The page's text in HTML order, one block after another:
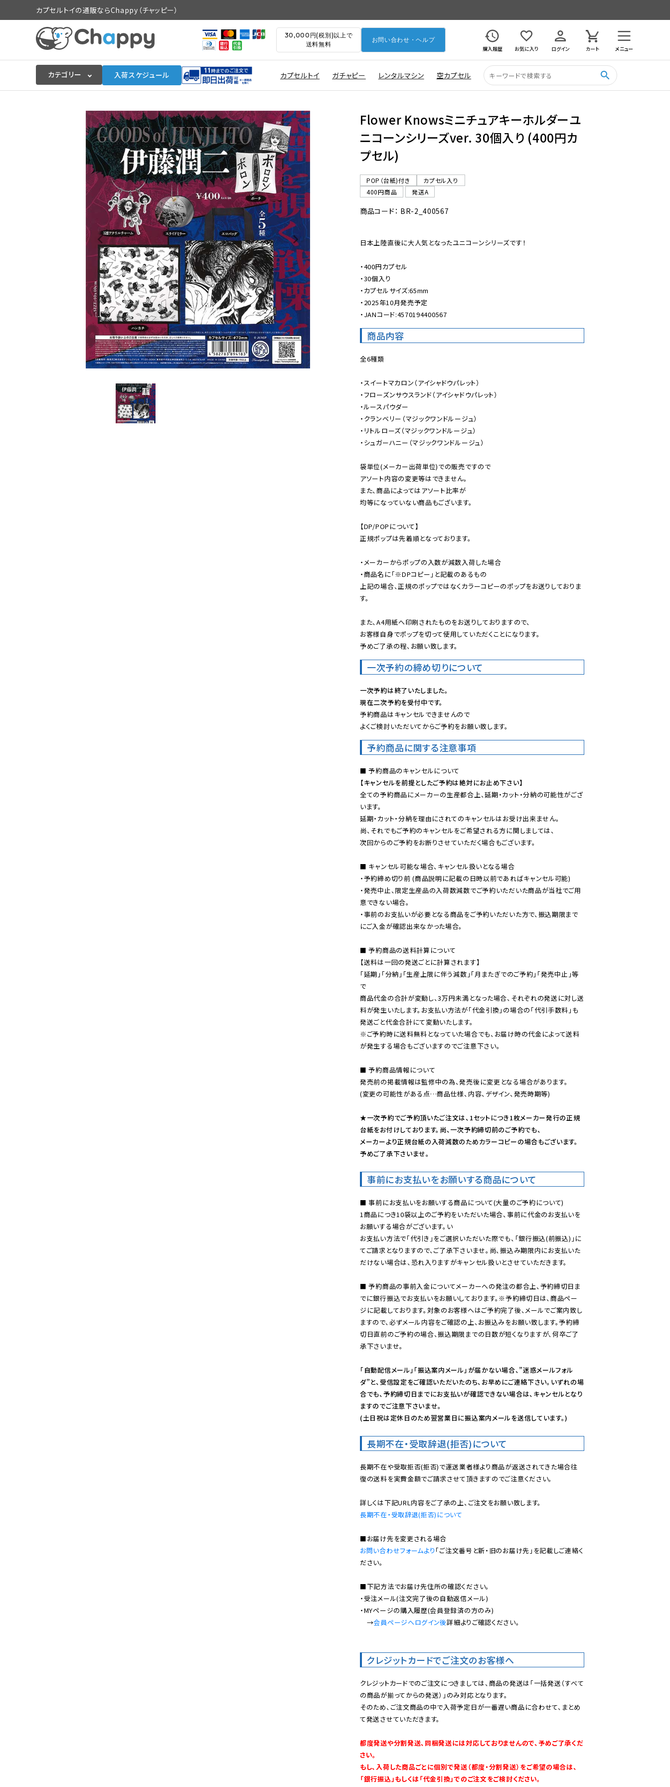
カプセルトイの通販ならChappy（チャッピー）
30,000円(税別)以上で
送料無料
お問い合わせ・ヘルプ
購入履歴
お気に入り ログイン カート メニュー
カテゴリー 入荷スケジュール カプセルトイ ガチャピー レンタルマシン 空カプセル search
入荷スケジュールをチェック
カプセルトイマシン本体
販促用空カプセル
販促用カプセルトイ
よくあるご質問
ご利用ガイド
06-6282-7659
Flower Knowsミニチュアキーホルダーユ
ニコーンシリーズver. 30個入り (400円カ
プセル)
POP（台紙)付き
カプセル入り
400円商品
発送A
商品コード： BR-2_400567
日本上陸直後に大人気となったユニコーンシリーズです！
・400円カプセル
・30個入り
・カプセルサイズ:65mm
・2025年10月発売予定
・JANコード:4570194400567
商品内容
全6種類
・スイートマカロン（アイシャドウパレット）
・フローズンサウスランド（アイシャドウパレット）
・ルースパウダー
・クランベリー（マジックワンドルージュ）
・リトルローズ（マジックワンドルージュ）
・シュガーハニー（マジックワンドルージュ）
袋単位(メーカー出荷単位)での販売ですので
アソート内容の変更等はできません。
また、商品によってはアソート比率が
均等になっていない商品もございます。
【DP/POPについて】
正規ポップは先着順となっております。
・メーカーからポップの入数が減数入荷した場合
・商品名に「※DPコピー」と記載のあるもの
上記の場合、正規のポップではなくカラーコピーのポップをお送りしておりま
す。
また、A4用紙へ印刷されたものをお送りしておりますので、
お客様自身でポップを切って使用していただくことになります。
予めご了承の程、お願い致します。
一次予約の締め切りについて
一次予約は終了いたしました。
現在二次予約を受付中です。
予約商品はキャンセルできませんので
よくご検討いただいてからご予約をお願い致します。
予約商品に関する注意事項
【キャンセルを前提としたご予約は絶対にお止め下さい】
全ての予約商品にメーカーの生産都合上、延期・カット・分納の可能性がござ
います。
延期・カット・分納を理由にされてのキャンセルはお受け出来ません。
尚、それでもご予約のキャンセルをご希望される方に関しましては、
次回からのご予約をお断りさせていただく場合もございます。
■ キャンセル可能な場合、キャンセル扱いとなる場合
・予約締め切り前 (商品説明に記載の日時以前であればキャンセル可能)
・発売中止、限定生産品の入荷数減数でご予約いただいた商品が当社でご用
意できない場合。
・事前のお支払いが必要となる商品をご予約いただいた方で、振込期限まで
にご入金が確認出来なかった場合。
■ 予約商品の送料計算について
【送料は一回の発送ごとに計算されます】
「延期」「分納」「生産上限に伴う減数」「月またぎでのご予約」「発売中止」等
で
商品代金の合計が変動し、3万円未満となった場合、それぞれの発送に対し送
料が発生いたします。お支払い方法が「代金引換」の場合の「代引手数料」も
※ご予約時に送料無料となっていた場合でも、お届け時の代金によって送料
が発生する場合もございますのでご注意下さい。
■ 予約商品情報について
発売前の掲載情報は監修中の為、発売後に変更となる場合があります。
(変更の可能性がある点…商品仕様、内容、デザイン、発売時期等)
★一次予約でご予約頂いたご注文は、1セットにつき1枚メーカー発行の正規
台紙をお付けしております。尚、一次予約締切前のご予約でも、
メーカーより正規台紙の入荷減数のためカラーコピーの場合もございます。
予めご了承下さいませ。
事前にお支払いをお願いする商品について
■ 事前にお支払いをお願いする商品について(大量のご予約について)
1商品につき10袋以上のご予約をいただいた場合、事前に代金のお支払いを
お願いする場合がございます。い
お支払い方法で「代引き」をご選択いただいた際でも、「銀行振込(前振込)」に
てご請求となりますので、ご了承下さいませ。尚、振込み期限内にお支払いた
だけない場合は、恐れ入りますがキャンセル扱いとさせていただきます。
■ 予約商品の事前入金についてメーカーへの発注の都合上、予約締切日ま
でに銀行振込でお支払いをお願いしております。※予約締切日は、商品ペー
ジに記載しております。対象のお客様へはご予約完了後、メールでご案内致し
ますので、必ずメール内容をご確認の上、お振込みをお願い致します。予約締
切日直前のご予約の場合、振込期限までの日数が短くなりますが、何卒ご了
承下さいませ。
「自動配信メール」「振込案内メール」が届かない場合、”迷惑メールフォル
ダ”と、受信設定をご確認いただいたのち、お早めにご連絡下さい。いずれの場
合でも、予約締切日までにお支払いが確認できない場合は、キャンセルとなり
ますのでご注意下さいませ。
(土日祝は定休日のため翌営業日に振込案内メールを送信しています。)
長期不在・受取辞退(拒否)について
長期不在や受取拒否(拒否)で運送業者様より商品が返送されてきた場合往
復の送料を実費金額でご請求させて頂きますのでご注意ください。
長期不在・受取辞退(拒否)について
お問い合わせフォームより 「ご注文番号と新・旧のお届け先」を記載しご連絡く
ださい。
■下記方法でお届け先住所の確認ください。
・受注メール(注文完了後の自動返信メール)
・MYページの購入履歴(会員登録済の方のみ)
→会員ページへログイン後詳細よりご確認ください。
クレジットカードでご注文のお客様へ
クレジットカードでのご注文につきましては、商品の発送は「一括発送（すべて
の商品が揃ってからの発送）」のみ対応となります。
そのため、ご注文商品の中で入荷予定日が一番遅い商品に合わせて、まとめ
て発送させていただきます。
都度発送や分割発送、同梱発送には対応しておりませんので、予めご了承くだ
さい。
もし、入荷した商品ごとに個別で発送（都度・分割発送）をご希望の場合は、
「銀行振込」もしくは「代金引換」でのご注文をご検討ください。